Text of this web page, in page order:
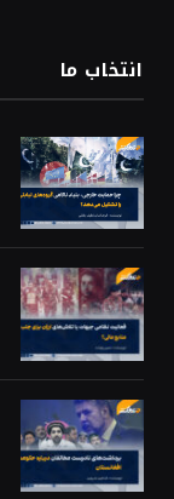
انتخاب ما